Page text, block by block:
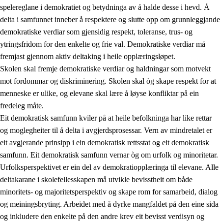
1. Verdigrunnlaget i opplæringa
1.1 Menneskeverdet
1.2 Identitet og kulturelt mangfald
1.3 Kritisk tenking og etisk bevisstheit
1.4 Skaparglede, engasjement og utforskartrong
1.5 Respekt for naturen og miljøbevisstheit
spelereglane i demokratiet og betydninga av å halde desse i hevd. Å
delta i samfunnet inneber å respektere og slutte opp om grunnleggjande
demokratiske verdiar som gjensidig respekt, toleranse, trus- og
ytringsfridom for den enkelte og frie val. Demokratiske verdiar må
fremjast gjennom aktiv deltaking i heile opplæringsløpet.
Skolen skal fremje demokratiske verdiar og haldningar som motvekt
mot fordommar og diskriminering. Skolen skal òg skape respekt for at
menneske er ulike, og elevane skal lære å løyse konfliktar på ein
fredeleg måte.
Eit demokratisk samfunn kviler på at heile befolkninga har like rettar
og moglegheiter til å delta i avgjerdsprosessar. Vern av mindretalet er
eit avgjerande prinsipp i ein demokratisk rettsstat og eit demokratisk
samfunn. Eit demokratisk samfunn vernar òg om urfolk og minoritetar.
Urfolksperspektivet er ein del av demokratiopplæringa til elevane. Alle
deltakarane i skolefellesskapen må utvikle bevisstheit om både
minoritets- og majoritetsperspektiv og skape rom for samarbeid, dialog
og meiningsbryting. Arbeidet med å dyrke mangfaldet på den eine sida
og inkludere den enkelte på den andre krev eit bevisst verdisyn og